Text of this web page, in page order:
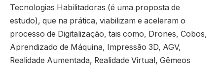
Tecnologias Habilitadoras (é uma proposta de
estudo), que na prática, viabilizam e aceleram o
processo de Digitalização, tais como, Drones, Cobos,
Aprendizado de Máquina, Impressão 3D, AGV,
Realidade Aumentada, Realidade Virtual, Gêmeos